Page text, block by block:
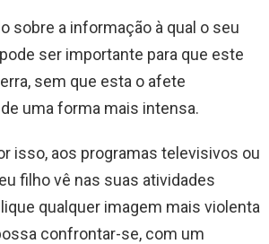
sobre a informação à qual o seu
ser importante para que este
sem que esta o afete
uma forma mais intensa.
isso, aos programas televisivos ou
filho vê nas suas atividades
qualquer imagem mais violenta
confrontar-se, com um